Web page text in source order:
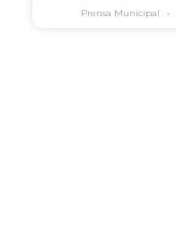
Prensa Municipal